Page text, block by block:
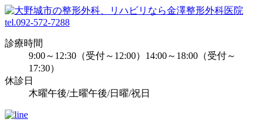
tel.092-572-7288
診療時間
9:00～12:30（受付～12:00）14:00～18:00（受付～
17:30）
休診日
木曜午後/土曜午後/日曜/祝日